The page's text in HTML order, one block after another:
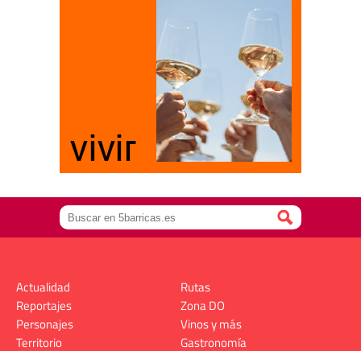
Actualidad
Reportajes
Personajes
Territorio
Rutas
Zona DO
Vinos y más
Gastronomía